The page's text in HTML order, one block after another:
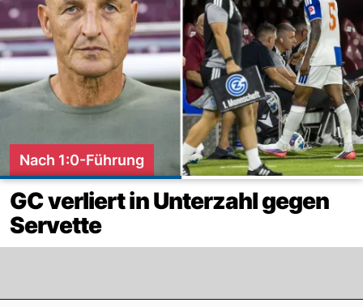
Nach 1:0-Führung
GC verliert in Unterzahl gegen
Servette